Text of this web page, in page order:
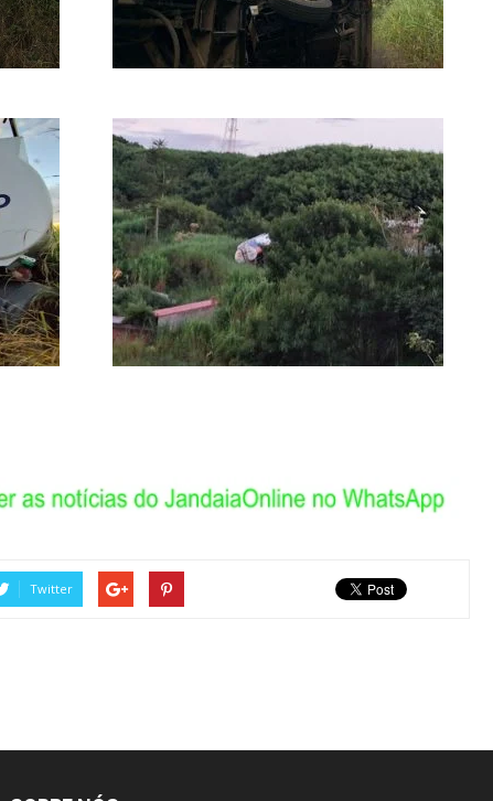
Twitter